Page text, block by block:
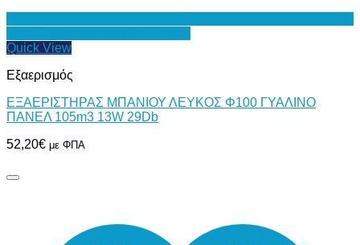
Quick View
Εξαερισμός
ΕΞΑΕΡΙΣΤΗΡΑΣ ΜΠΑΝΙΟΥ ΛΕΥΚΟΣ Φ100 ΓΥΑΛΙΝΟ
ΠΑΝΕΛ 105m3 13W 29Db
52,20€ με ΦΠΑ